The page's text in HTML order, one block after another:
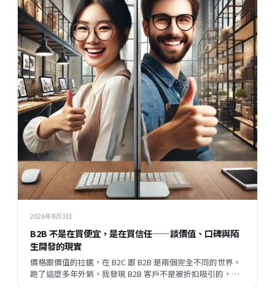
2026年8月3日
B2B 不是在買便宜，是在買信任——談價值、口碑與陌
生開發的現實
價格跟價值的拉鋸，在 B2C 跟 B2B 是兩個完全不同的世界。
跑了這麼多年外銷，我發現 B2B 客戶不是被折扣吸引的，他